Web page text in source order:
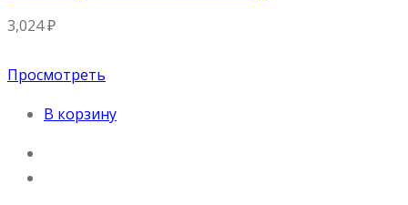
3,024₽
Просмотреть
В корзину